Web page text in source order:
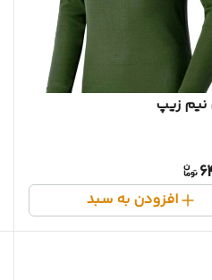
نیم زیپ
افزودن به سبد